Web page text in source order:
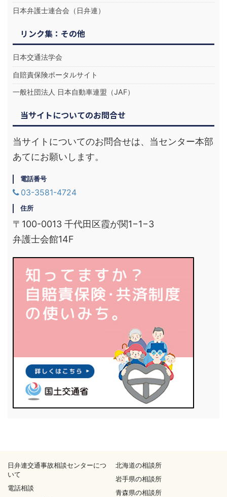
日本弁護士連合会（日弁連）
リンク集：その他
日本交通法学会
自賠責保険ポータルサイト
一般社団法人 日本自動車連盟（JAF）
当サイトについてのお問合せ
当サイトについてのお問合せは、当センター本部
あてにお願いします。
電話番号
03-3581-4724
住所
〒100-0013 千代田区霞が関1−1−3
弁護士会館14F
日弁連交通事故相談センターにつ
いて
電話相談
北海道の相談所
岩手県の相談所
青森県の相談所